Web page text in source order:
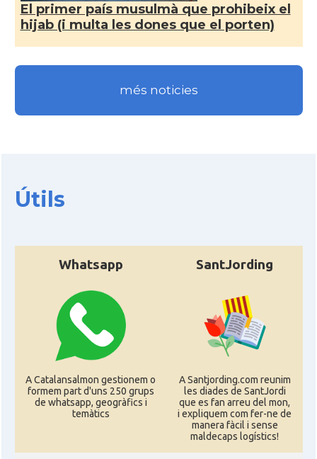
El primer país musulmà que prohibeix el
hijab (i multa les dones que el porten)
més noticies
Útils
Whatsapp
A Catalansalmon gestionem o
formem part d'uns 250 grups
de whatsapp, geogràfics i
temàtics
SantJording
A Santjording.com reunim
les diades de SantJordi
que es fan arreu del mon,
i expliquem com fer-ne de
manera fàcil i sense
maldecaps logí­stics!